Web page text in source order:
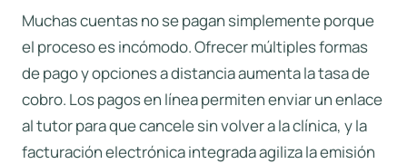
Muchas cuentas no se pagan simplemente porque
el proceso es incómodo. Ofrecer múltiples formas
de pago y opciones a distancia aumenta la tasa de
cobro. Lospagos en líneapermiten enviar un enlace
al tutor para que cancele sin volver a la clínica, y la
facturación electrónicaintegrada agiliza la emisión